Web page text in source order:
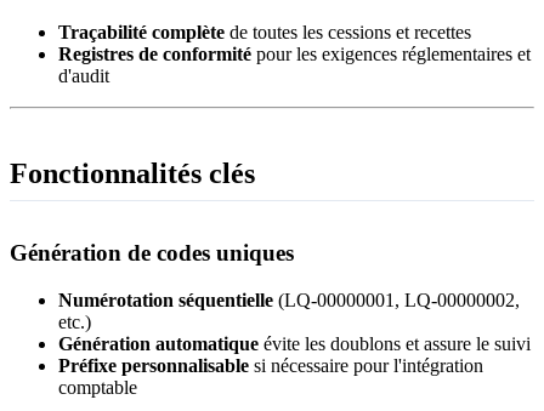
Traçabilité complète de toutes les cessions et recettes
Registres de conformité pour les exigences réglementaires et
d'audit
Fonctionnalités clés
Génération de codes uniques
Numérotation séquentielle (LQ-00000001, LQ-00000002,
etc.)
Génération automatique évite les doublons et assure le suivi
Préfixe personnalisable si nécessaire pour l'intégration
comptable